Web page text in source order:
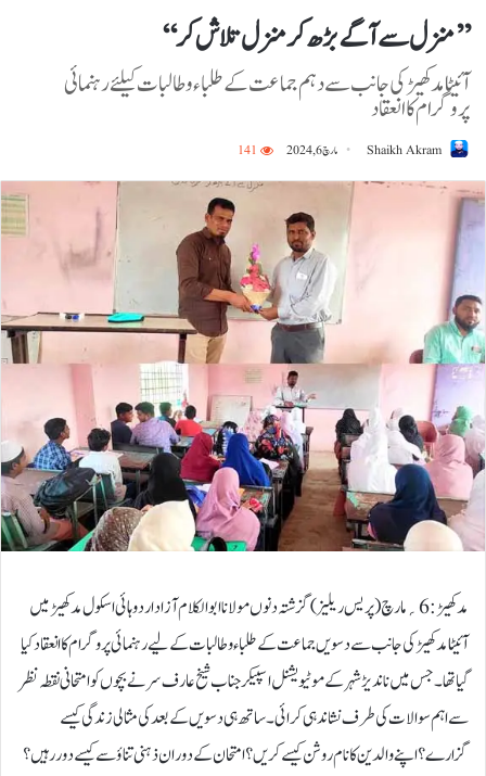
’’منزل سے آگے بڑھ کر منزل تلاش کر‘‘
آئیٹا مدکھیڑ کی جانب سے دہم جماعت کے طلباء و طالبات کیلئے رہنمائی
پروگرام کا انعقاد
Shaikh Akram مارچ 6, 2024 141
مدکھیڑ:6؍مارچ ( پریس ریلیز) گزشتہ دنوں مولانا ابوالکلام آزاد اردو ہائی اسکول مدکھیڑ میں
آئیٹا مدکھیڑ کی جانب سے دسویں جماعت کے طلباء و طالبات کے لیے رہنمائی پروگرام کا انعقاد کیا
گیا تھا۔ جس میں ناندیڑ شہر کے موٹیویشنل اسپیکر جناب شیخ عارف سر نے بچوں کو امتحانی نقطہ نظر
سے اہم سوالات کی طرف نشاندہی کرائی۔ ساتھ ہی دسویں کے بعد کی مثالی زندگی کیسے
گزارے؟ اپنے والدین کا نام روشن کیسے کریں؟امتحان کے دوران ذہنی تناؤ سے کیسے دور رہیں ؟